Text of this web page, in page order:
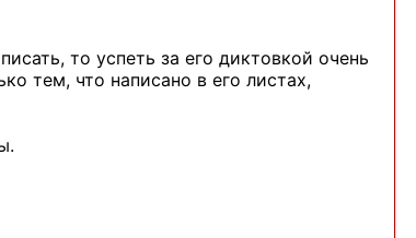
то успеть за его диктовкой очень
тем, что написано в его листах,